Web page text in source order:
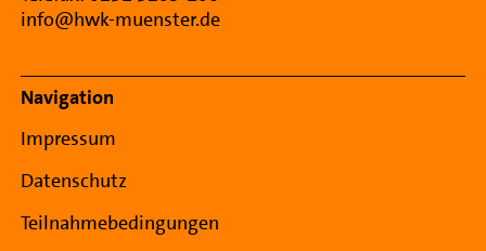
info@hwk-muenster.de
Navigation
Impressum
Datenschutz
Teilnahmebedingungen